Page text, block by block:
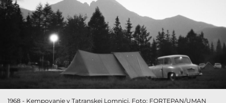
1968 - Kempovanie v Tatranskej Lomnici. Foto: FORTEPAN/UMAN